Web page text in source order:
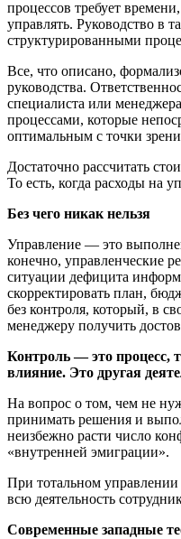
процессов требует
управлять. Руководство в
структурированными
Все, что описано,
руководства.
специалиста или
процессами, которые
оптимальным с точки
Достаточно рассчитать
То есть, когда расходы на
Без чего никак нельзя
Управление — это
конечно, управленческие
ситуации дефицита
скорректировать план,
без контроля, который, в
менеджеру получить
Контроль — это процесс,
влияние. Это другая
На вопрос о том, чем не
принимать решения и
неизбежно расти число
«внутренней эмиграции».
При тотальном
всю деятельность
Современные западные